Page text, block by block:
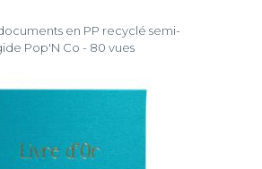
en PP recyclé semi-
Pop'N Co - 80 vues